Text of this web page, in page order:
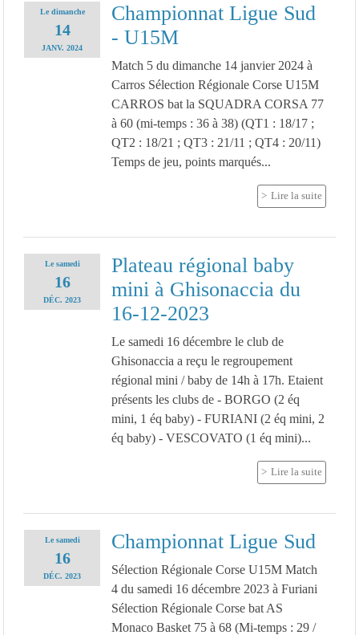
Le dimanche
14
JANV. 2024
Championnat Ligue Sud
- U15M
Match 5 du dimanche 14 janvier 2024 à
Carros Sélection Régionale Corse U15M
CARROS bat la SQUADRA CORSA 77
à 60 (mi-temps : 36 à 38) (QT1 : 18/17 ;
QT2 : 18/21 ; QT3 : 21/11 ; QT4 : 20/11)
Temps de jeu, points marqués...
Lire la suite
Le samedi
16
DÉC. 2023
Plateau régional baby
mini à Ghisonaccia du
16-12-2023
Le samedi 16 décembre le club de
Ghisonaccia a reçu le regroupement
régional mini / baby de 14h à 17h. Etaient
présents les clubs de - BORGO (2 éq
mini, 1 éq baby) - FURIANI (2 éq mini, 2
éq baby) - VESCOVATO (1 éq mini)...
Lire la suite
Le samedi
16
DÉC. 2023
Championnat Ligue Sud
Sélection Régionale Corse U15M Match
4 du samedi 16 décembre 2023 à Furiani
Sélection Régionale Corse bat AS
Monaco Basket 75 à 68 (Mi-temps : 29 /